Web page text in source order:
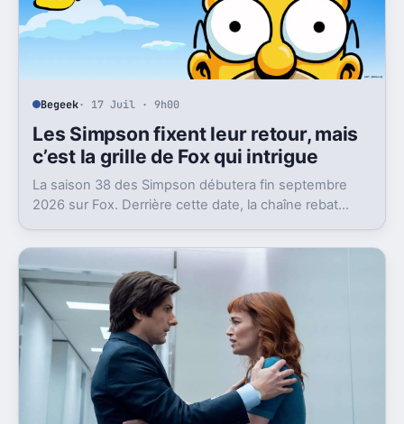
Begeek· 17 Juil · 9h00
Les Simpson fixent leur retour, mais
c’est la grille de Fox qui intrigue
La saison 38 des Simpson débutera fin septembre
2026 sur Fox. Derrière cette date, la chaîne rebat